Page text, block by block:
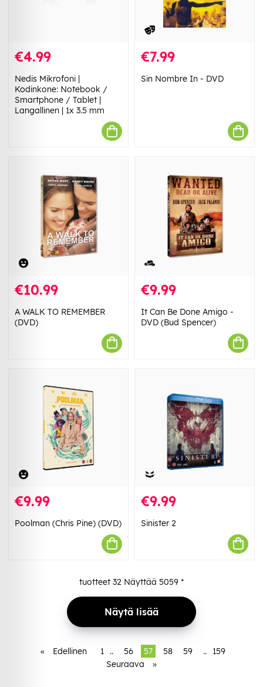
€4.99
Nedis Mikrofoni |
Kodinkone: Notebook /
Smartphone / Tablet |
Langallinen | 1x 3.5 mm
€7.99
Sin Nombre In - DVD
€10.99
A WALK TO REMEMBER
(DVD)
€9.99
It Can Be Done Amigo -
DVD (Bud Spencer)
€9.99
Poolman (Chris Pine) (DVD)
€9.99
Sinister 2
tuotteet 32 Näyttää 5059 *
Näytä lisää
« Edellinen 1 .. 56 57 58 59 ..
159
Seuraava
»